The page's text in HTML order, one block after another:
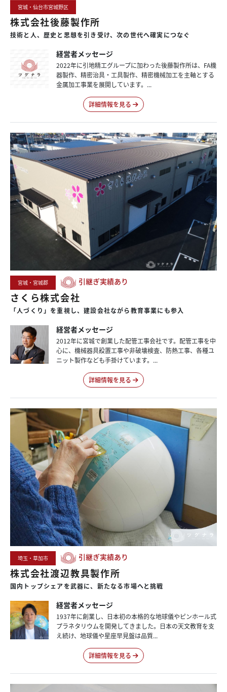
宮城・仙台市宮城野区
株式会社後藤製作所
技術と人、 歴史と思想を引き受け、次の世代へ確実につなぐ
経営者メッセージ
2022年に引地精工グループに加わった後藤製作所は、FA機
器製作、精密治具・工具製作、精密機械加工を主軸とする
金属加工事業を展開しています。...
詳細情報を見る
宮城・宮城郡 引継ぎ実績あり
さくら株式会社
「人づくり」を重視し、建設会社ながら教育事業にも参入
経営者メッセージ
2012年に宮城で創業した配管工事会社です。配管工事を中
心に、機械器具設置工事や非破壊検査、防熱工事、各種ユ
ニット製作なども手掛けています。...
詳細情報を見る
埼玉・草加市 引継ぎ実績あり
株式会社渡辺教具製作所
国内 トップシェアを武器に、 新たなる市場へと挑戦
経営者メッセージ
1937年に創業し、日本初の本格的な地球儀やピンホール式
プラネタリウムを開発してきました。日本の天文教育を支
え続け、地球儀や星座早見盤は品質...
詳細情報を見る